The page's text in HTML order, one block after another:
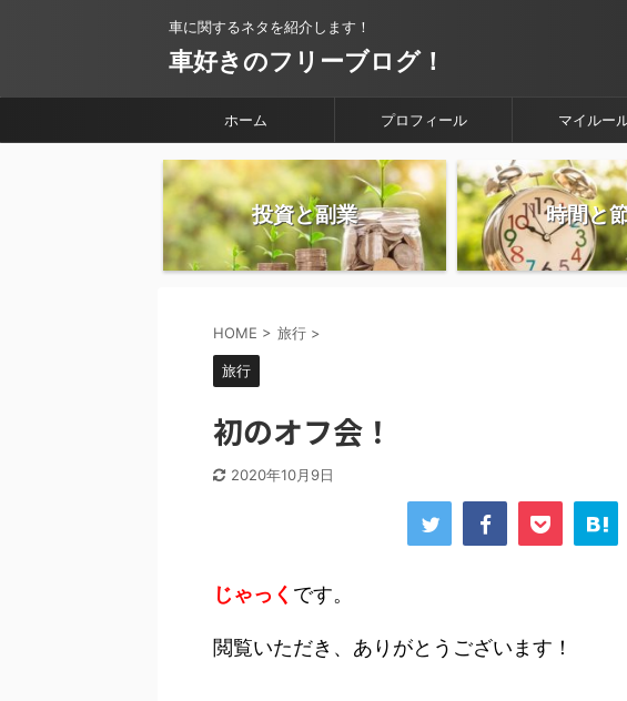
車に関するネタを紹介します！
車好きのフリーブログ！
ホーム プロフィール マイルー
投資と副業 時間と
HOME > 旅行 >
旅行
初のオフ会！
2020年10月9日
じゃっく です。
閲覧いただき、ありがとうございます！